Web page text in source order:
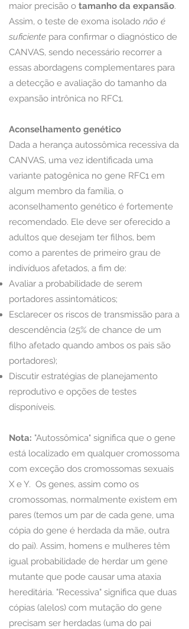
maior precisão o tamanho da expansão.
Assim, o teste de exoma isolado não é
suficiente para confirmar o diagnóstico de
CANVAS, sendo necessário recorrer a
essas abordagens complementares para
a detecção e avaliação do tamanho da
expansão intrônica no RFC1.
Aconselhamento genético
Dada a herança autossômica recessiva da
CANVAS, uma vez identificada uma
variante patogênica no gene RFC1 em
algum membro da família, o
aconselhamento genético é fortemente
recomendado. Ele deve ser oferecido a
adultos que desejam ter filhos, bem
como a parentes de primeiro grau de
indivíduos afetados, a fim de:
Avaliar a probabilidade de serem
portadores assintomáticos;
Esclarecer os riscos de transmissão para a
descendência (25% de chance de um
filho afetado quando ambos os pais são
portadores);
Discutir estratégias de planejamento
reprodutivo e opções de testes
disponíveis.
Nota: "Autossômica" significa que o gene
está localizado em qualquer cromossoma
com exceção dos cromossomas sexuais
X e Y. Os genes, assim como os
cromossomas, normalmente existem em
pares (temos um par de cada gene, uma
cópia do gene é herdada da mãe, outra
do pai). Assim, homens e mulheres têm
igual probabilidade de herdar um gene
mutante que pode causar uma ataxia
hereditária. "Recessiva" significa que duas
cópias (alelos) com mutação do gene
precisam ser herdadas (uma do pai